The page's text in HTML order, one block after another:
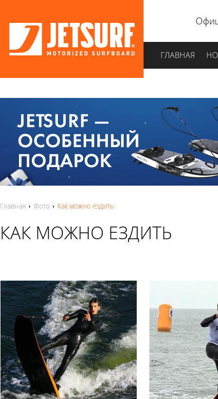
ГЛАВНАЯ
Главная Фото Как можно ездить
КАК МОЖНО ЕЗДИТЬ